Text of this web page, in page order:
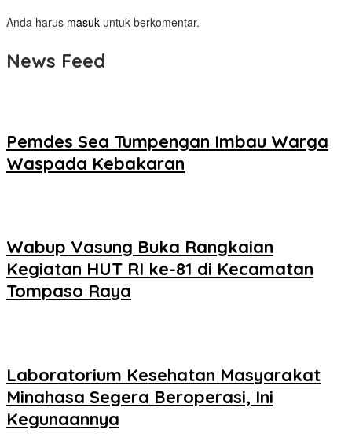
Anda harus masuk untuk berkomentar.
News Feed
Pemdes Sea Tumpengan Imbau Warga
Waspada Kebakaran
Wabup Vasung Buka Rangkaian
Kegiatan HUT RI ke-81 di Kecamatan
Tompaso Raya
Laboratorium Kesehatan Masyarakat
Minahasa Segera Beroperasi, Ini
Kegunaannya